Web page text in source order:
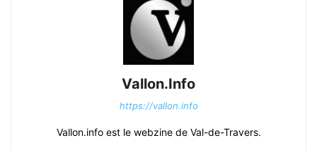
Vallon.Info
https://vallon.info
Vallon.info est le webzine de Val-de-Travers.